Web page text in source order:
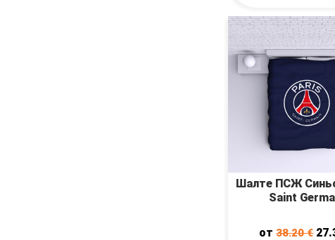
Шалте ПСЖ
Saint
от38.20€